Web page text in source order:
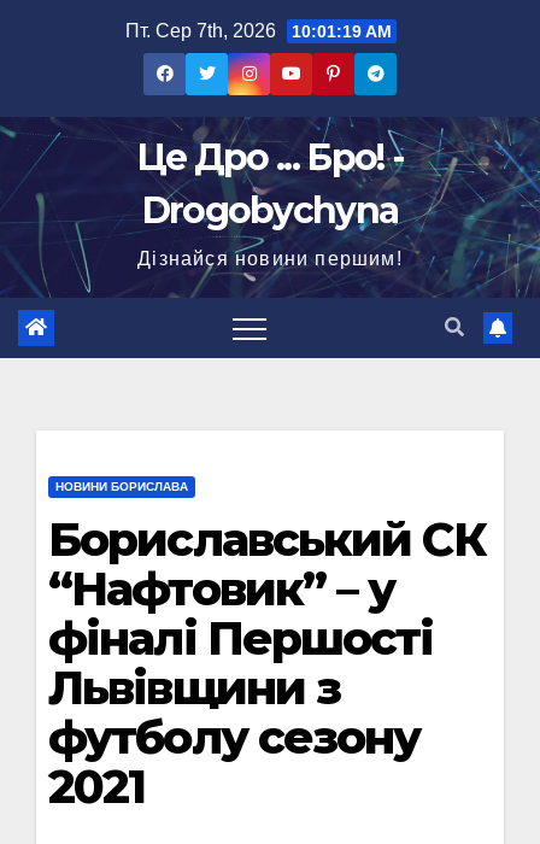
Пт. Сер 7th, 2026 10:01:20 AM
Це Дро ... Бро! -
Drogobychyna
Дізнайся новини першим!
НОВИНИ БОРИСЛАВА
Бориславський СК
“Нафтовик” – у
фіналі Першості
Львівщини з
футболу сезону
2021